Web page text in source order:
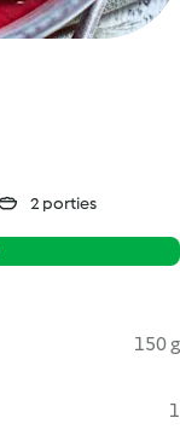
2 porties
150 g
1